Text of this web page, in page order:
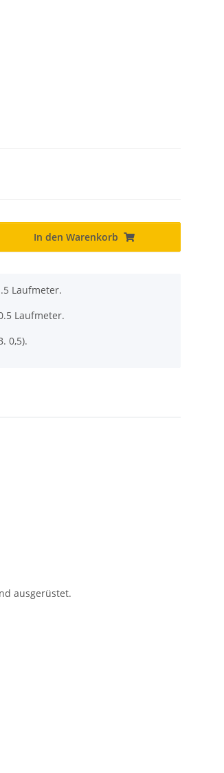
In den Warenkorb
Laufmeter.
0,5).
ausgerüstet.